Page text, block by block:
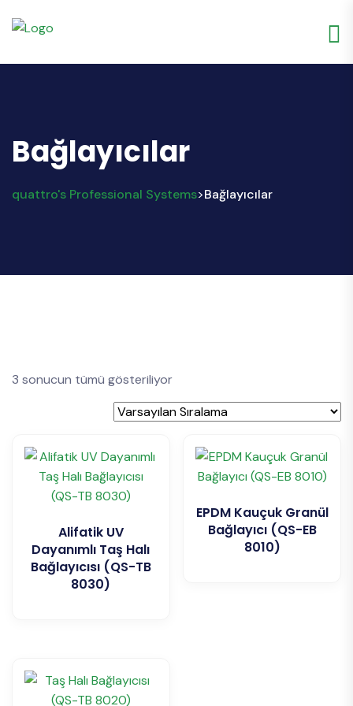
Bağlayıcılar
quattro's Professional Systems>Bağlayıcılar
3 sonucun tümü gösteriliyor
Alifatik UV
Dayanımlı Taş Halı
Bağlayıcısı (QS-TB
8030)
EPDM Kauçuk Granül
Bağlayıcı (QS-EB
8010)